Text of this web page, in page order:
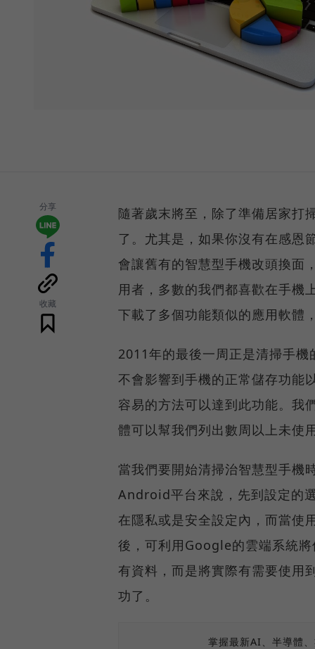
分享
收藏
隨著歲末將至，除了準備居家
了。尤其是，如果你沒有在感恩
會讓舊有的智慧型手機改頭換面
用者，多數的我們都喜歡在手機
下載了多個功能類似的應用軟
2011年的最後一周正是清掃手
不會影響到手機的正常儲存功
容易的方法可以達到此功能。我
體可以幫我們列出數周以上未使
當我們要開始清掃治智慧型手機
Android平台來說，先到設定的
在隱私或是安全設定內，而當使
後，可利用Google的雲端系統
有資料，而是將實際有需要使用
功了。
掌握最新AI、半導體